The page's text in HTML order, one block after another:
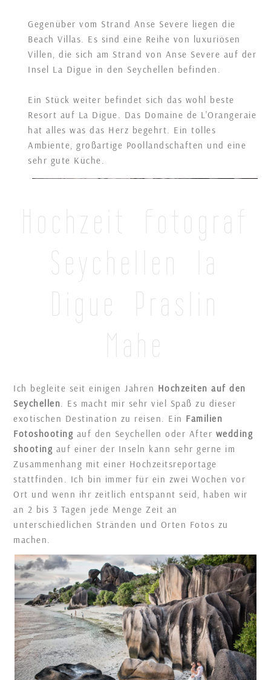
Gegenüber vom Strand Anse Severe liegen die
Beach Villas. Es sind eine Reihe von luxuriösen
Villen, die sich am Strand von Anse Severe auf der
Insel La Digue in den Seychellen befinden.
Ein Stück weiter befindet sich das wohl beste
Resort auf La Digue. Das Domaine de L'Orangeraie
hat alles was das Herz begehrt. Ein tolles
Ambiente, großartige Poollandschaften und eine
sehr gute Küche.
Hochzeit Fotograf
Seychellen la
Digue Praslin
Mahe
Ich begleite seit einigen Jahren Hochzeiten auf den
Seychellen . Es macht mir sehr viel Spaß zu dieser
exotischen Destination zu reisen. Ein Familien
Fotoshooting auf den Seychellen oder After wedding
shooting auf einer der Inseln kann sehr gerne im
Zusammenhang mit einer Hochzeitsreportage
stattfinden. Ich bin immer für ein zwei Wochen vor
Ort und wenn ihr zeitlich entspannt seid, haben wir
an 2 bis 3 Tagen jede Menge Zeit an
unterschiedlichen Stränden und Orten Fotos zu
machen.